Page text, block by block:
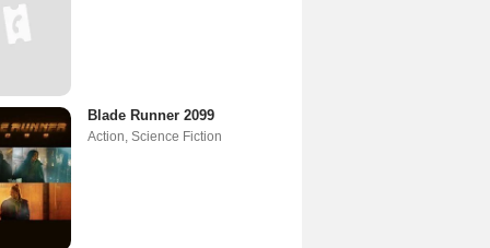
Blade Runner 2099
Action, Science Fiction